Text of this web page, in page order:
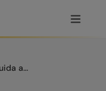
OpenAI API per aziende: guida all'integrazione pratica